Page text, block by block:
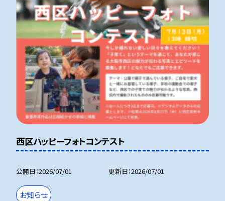
西区ハッピーフォトコンテスト
公開日 2026/07/01 更新日 2026/07/01
お知らせ